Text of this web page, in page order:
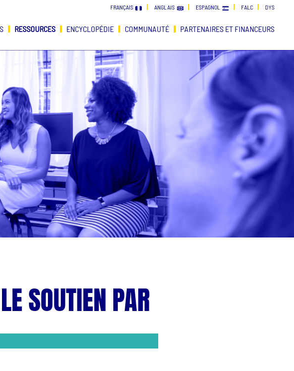
FRANÇAIS ANGLAIS ESPAGNOL FALC DYS
RESSOURCES ENCYCLOPÉDIE COMMUNAUTÉ PARTENAIRES ET FINANCEURS
SOUTIEN PAR